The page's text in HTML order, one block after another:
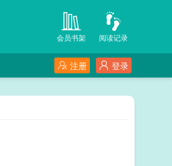
阅读记录
会员书架
登录
注册